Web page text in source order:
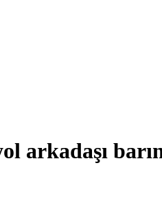
arkadaşı